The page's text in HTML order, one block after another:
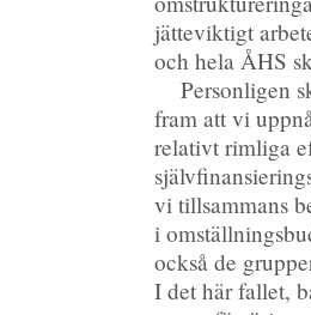
jätteviktigt
och hela ÅHS
Personligen
fram att vi
relativt rimliga
vi tillsammans
i
också de
I det här fallet,